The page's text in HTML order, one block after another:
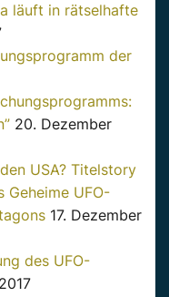
läuft in rätselhafte
der
20. Dezember
USA? Titelstory
Geheime UFO-
17. Dezember
des UFO-